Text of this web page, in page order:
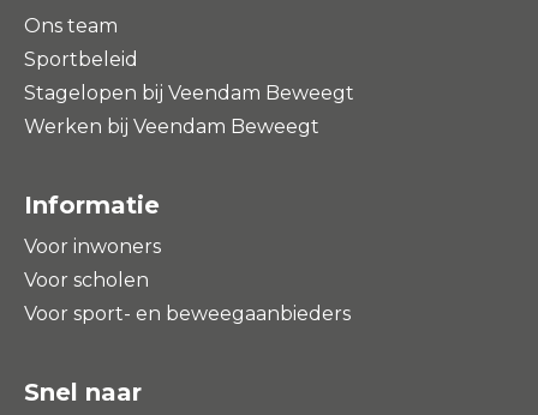
Ons team
Sportbeleid
Stagelopen bij Veendam Beweegt
Werken bij Veendam Beweegt
Informatie
Voor inwoners
Voor scholen
Voor sport- en beweegaanbieders
Snel naar